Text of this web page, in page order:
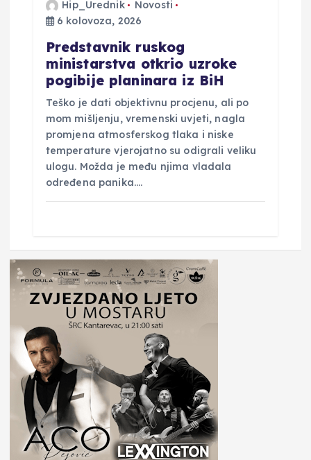
Hip_Urednik
Novosti
6 kolovoza, 2026
Predstavnik ruskog
ministarstva otkrio uzroke
pogibije planinara iz BiH
Teško je dati objektivnu procjenu, ali po
mom mišljenju, vremenski uvjeti, nagla
promjena atmosferskog tlaka i niske
temperature vjerojatno su odigrali veliku
ulogu. Možda je među njima vladala
određena panika.…